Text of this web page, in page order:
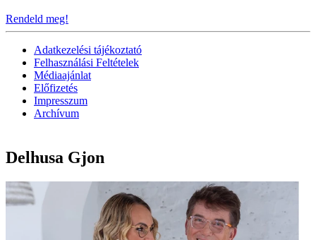
Rendeld meg!
Adatkezelési tájékoztató
Felhasználási Feltételek
Médiaajánlat
Előfizetés
Impresszum
Archívum
Delhusa Gjon